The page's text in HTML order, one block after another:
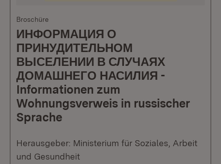
Broschüre
ИНФОРМАЦИЯ О
ПРИНУДИТЕЛЬНОМ
ВЫСЕЛЕНИИ В СЛУЧАЯХ
ДОМАШНЕГО НАСИЛИЯ -
Informationen zum
Wohnungsverweis in russischer
Sprache
Herausgeber: Ministerium für Soziales, Arbeit
und Gesundheit